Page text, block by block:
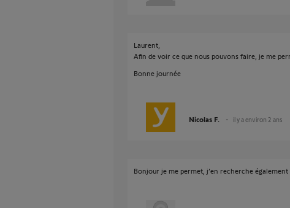
Laurent,
Afin de voir ce que nous pouvons faire, je me
Bonne journée
Nicolas F. il y a environ 2 ans
Bonjour je me permet, j’en recherche également